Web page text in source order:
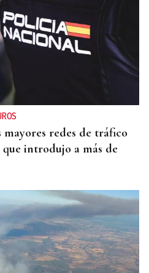
redes de tráfico
que introdujo a más de